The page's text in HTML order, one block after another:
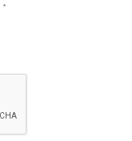
*